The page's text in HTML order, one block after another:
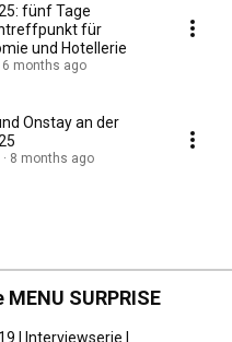
fünf Tage
für
und Hotellerie
6 months ago
Onstay an der
8 months ago
SURPRISE
| Interviewserie |